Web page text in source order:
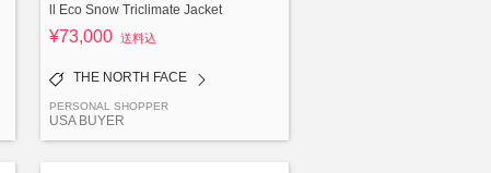
ll Eco Snow Triclimate Jacket
¥73,000 送料込
THE NORTH FACE
PERSONAL SHOPPER
USA BUYER